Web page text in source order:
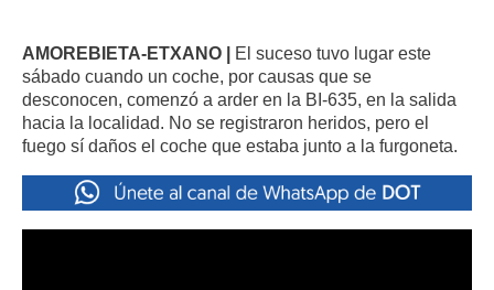
AMOREBIETA-ETXANO | El suceso tuvo lugar este
sábado cuando un coche, por causas que se
desconocen, comenzó a arder en la BI-635, en la salida
hacia la localidad. No se registraron heridos, pero el
fuego sí daños el coche que estaba junto a la furgoneta.